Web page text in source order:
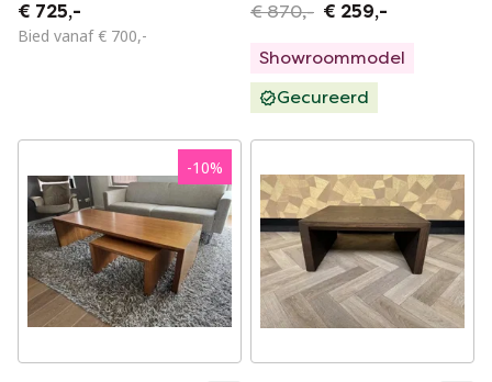
€ 725,-
Bied vanaf € 700,-
€ 870,- € 259,-
Showroommodel
Gecureerd
-10%